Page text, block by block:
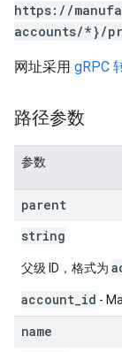
https://
accounts/*}/
网址采用 gRPC
路径参数
参数
parent
string
父级 ID，格式为
account_id -
name